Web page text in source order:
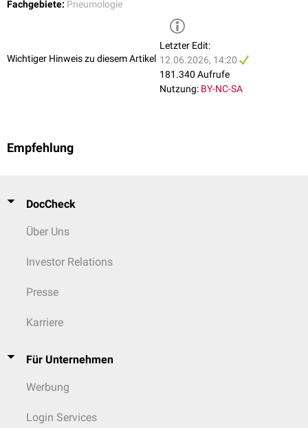
Fachgebiete: Pneumologie
Wichtiger Hinweis zu diesem Artikel
Letzter Edit:
12.06.2026, 14:20
181.340 Aufrufe
Nutzung: BY-NC-SA
Empfehlung
DocCheck
Über Uns
Investor Relations
Presse
Karriere
Für Unternehmen
Werbung
Login Services